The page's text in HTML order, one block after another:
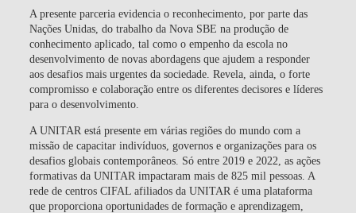
A presente parceria evidencia o reconhecimento, por parte das
Nações Unidas, do trabalho da Nova SBE na produção de
conhecimento aplicado, tal como o empenho da escola no
desenvolvimento de novas abordagens que ajudem a responder
aos desafios mais urgentes da sociedade. Revela, ainda, o forte
compromisso e colaboração entre os diferentes decisores e líderes
para o desenvolvimento.
A UNITAR está presente em várias regiões do mundo com a
missão de capacitar indivíduos, governos e organizações para os
desafios globais contemporâneos. Só entre 2019 e 2022, as ações
formativas da UNITAR impactaram mais de 825 mil pessoas. A
rede de centros CIFAL afiliados da UNITAR é uma plataforma
que proporciona oportunidades de formação e aprendizagem,